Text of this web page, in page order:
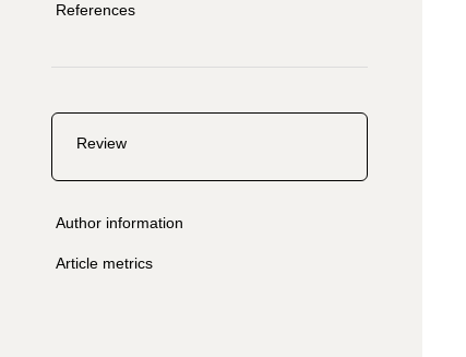
References
Review
Author information
Article metrics